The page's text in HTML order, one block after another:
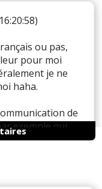
ou pas,
pour moi
je ne
haha.
de
exemple qui
je ne me